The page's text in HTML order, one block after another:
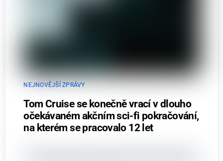
NEJNOVĚJŠÍ ZPRÁVY
Tom Cruise se konečně vrací v dlouho
očekávaném akčním sci-fi pokračování,
na kterém se pracovalo 12 let